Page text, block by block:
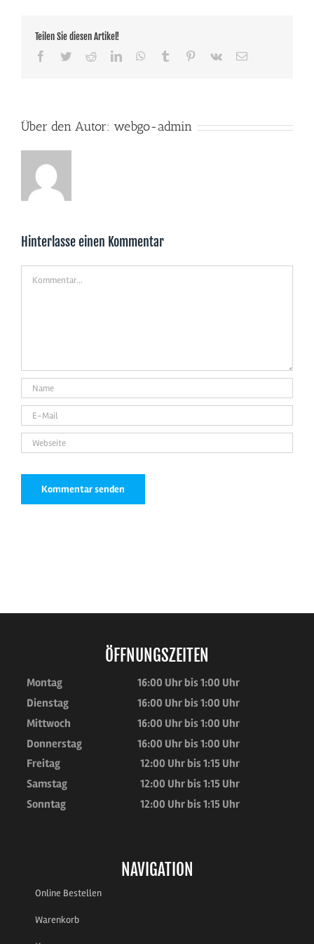
Teilen Sie diesen Artikel!
Facebook
TwitterRedditLinkedInWhatsApp
Tumblr Pinterest
Vk
E-
Über den Autor: webgo-admin
Hinterlasse einen Kommentar
ÖFFNUNGSZEITEN
Montag
16:00 Uhr bis 1:00 Uhr
Dienstag
16:00 Uhr bis 1:00 Uhr
Mittwoch
16:00 Uhr bis 1:00 Uhr
Donnerstag
16:00 Uhr bis 1:00 Uhr
Freitag
12:00 Uhr bis 1:15 Uhr
Samstag
12:00 Uhr bis 1:15 Uhr
Sonntag
12:00 Uhr bis 1:15 Uhr
NAVIGATION
Online Bestellen
Warenkorb